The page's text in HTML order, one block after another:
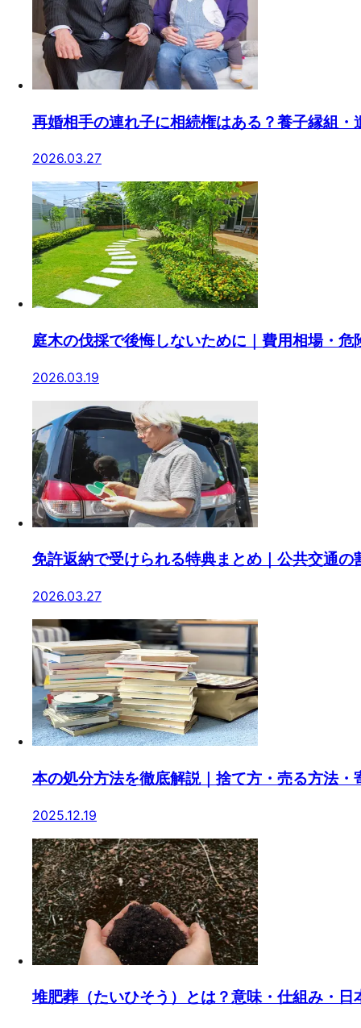
再婚相手の連れ子に相続権はある？養子縁組
2026.03.27
庭木の伐採で後悔しないために｜費用相場・
2026.03.19
免許返納で受けられる特典まとめ｜公共交通
2026.03.27
本の処分方法を徹底解説｜捨て方・売る方法
2025.12.19
堆肥葬（たいひそう）とは？意味・仕組み・